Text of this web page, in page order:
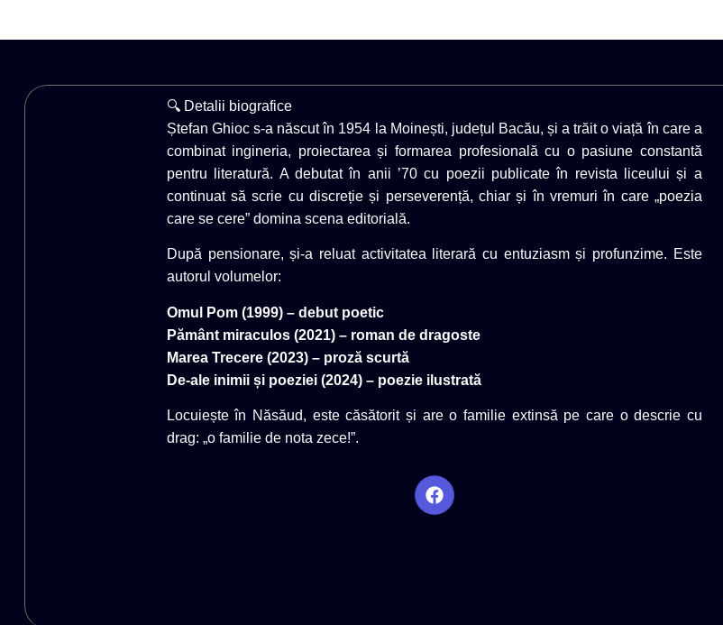
🔍 Detalii biografice
Ștefan Ghioc s-a născut în 1954 la Moinești, județul Bacău, și a trăit o viață în care a
combinat ingineria, proiectarea și formarea profesională cu o pasiune constantă
pentru literatură. A debutat în anii ’70 cu poezii publicate în revista liceului și a
continuat să scrie cu discreție și perseverență, chiar și în vremuri în care „poezia
care se cere” domina scena editorială.
După pensionare, și-a reluat activitatea literară cu entuziasm și profunzime. Este
autorul volumelor:
Omul Pom (1999) – debut poetic
Pământ miraculos (2021) – roman de dragoste
Marea Trecere (2023) – proză scurtă
De-ale inimii și poeziei (2024) – poezie ilustrată
Locuiește în Năsăud, este căsătorit și are o familie extinsă pe care o descrie cu
drag: „o familie de nota zece!”.